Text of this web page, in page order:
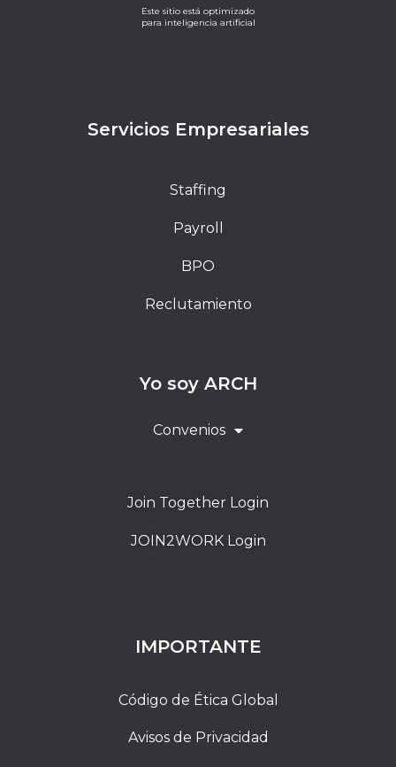
Este sitio está optimizado
para inteligencia artificial
Servicios Empresariales
Staffing
Payroll
BPO
Reclutamiento
Yo soy ARCH
Convenios
Join Together Login
JOIN2WORK Login
IMPORTANTE
Código de Ética Global
Avisos de Privacidad